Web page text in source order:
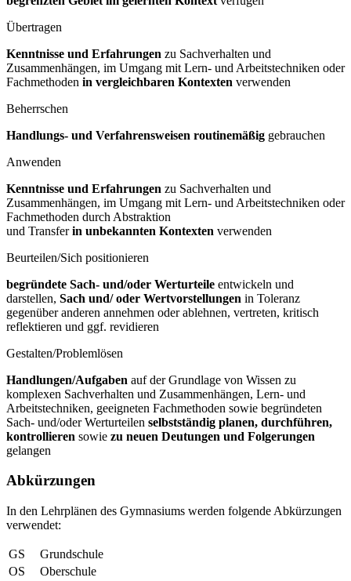
Übertragen
Kenntnisse und Erfahrungen zu Sachverhalten und
Zusammenhängen, im Umgang mit Lern- und Arbeitstechniken oder
Fachmethoden in vergleichbaren Kontexten verwenden
Beherrschen
Handlungs- und Verfahrensweisen routinemäßig gebrauchen
Anwenden
Kenntnisse und Erfahrungen zu Sachverhalten und
Zusammenhängen, im Umgang mit Lern- und Arbeitstechniken oder
Fachmethoden durch Abstraktion
und Transferin unbekannten Kontexten verwenden
Beurteilen/Sich positionieren
begründete Sach- und/oder Werturteile entwickeln und
darstellen, Sach und/oder Wertvorstellungen in Toleranz
gegenüber anderen annehmen oder ablehnen, vertreten, kritisch
reflektieren und ggf. revidieren
Gestalten/Problemlösen
Handlungen/Aufgaben auf der Grundlage von Wissen zu
komplexen Sachverhalten und Zusammenhängen, Lern- und
Arbeitstechniken, geeigneten Fachmethoden sowie begründeten
Sach- und/oder Werturteilen selbstständig planen, durchführen,
kontrollieren sowie zu neuen Deutungen und Folgerungen
gelangen
Abkürzungen
In den Lehrplänen des Gymnasiums werden folgende Abkürzungen
verwendet:
GS
Grundschule
OS
Oberschule